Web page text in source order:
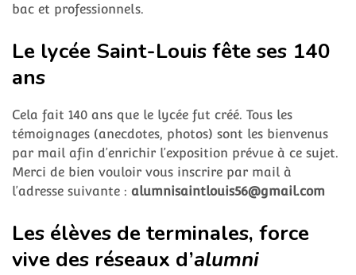
bac et professionnels.
Le lycée Saint-Louis fête ses 140
ans
Cela fait 140 ans que le lycée fut créé. Tous les
témoignages (anecdotes, photos) sont les bienvenus
par mail afin d’enrichir l’exposition prévue à ce sujet.
Merci de bien vouloir vous inscrire par mail à
l’adresse suivante : alumnisaintlouis56@gmail.com
Les élèves de terminales, force
vive des réseaux d’alumni